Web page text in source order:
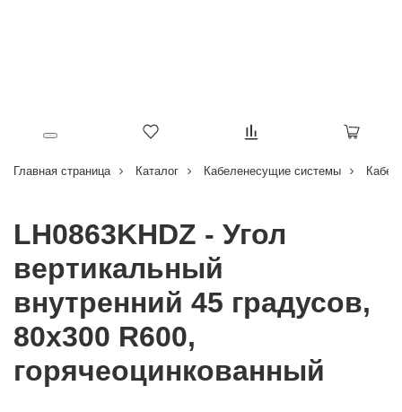
Главная страница Каталог Кабеленесущие системы
LH0863KHDZ - Угол
вертикальный
внутренний 45 градусов,
80х300 R600,
горячеоцинкованный